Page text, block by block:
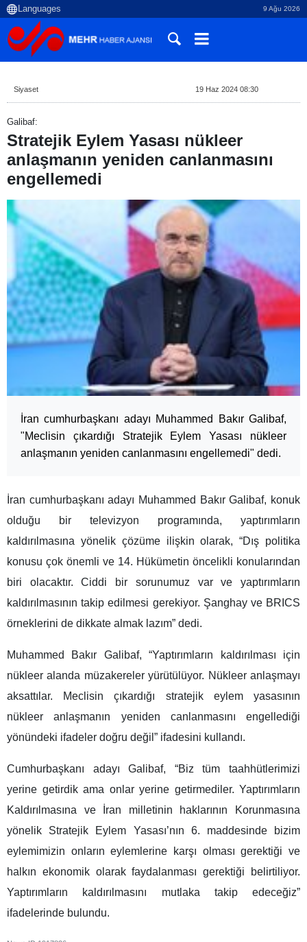
9 Ağu 2026
Siyaset 19 Haz 2024 08:30
Galibaf:
Stratejik Eylem Yasası nükleer
anlaşmanın yeniden canlanmasını
engellemedi
İran cumhurbaşkanı adayı Muhammed Bakır Galibaf,
"Meclisin çıkardığı Stratejik Eylem Yasası nükleer
anlaşmanın yeniden canlanmasını engellemedi" dedi.
İran cumhurbaşkanı adayı Muhammed Bakır Galibaf, konuk
olduğu bir televizyon programında, yaptırımların
kaldırılmasına yönelik çözüme ilişkin olarak, “Dış politika
konusu çok önemli ve 14. Hükümetin öncelikli konularından
biri olacaktır. Ciddi bir sorunumuz var ve yaptırımların
kaldırılmasının takip edilmesi gerekiyor. Şanghay ve BRICS
örneklerini de dikkate almak lazım” dedi.
Muhammed Bakır Galibaf, “Yaptırımların kaldırılması için
nükleer alanda müzakereler yürütülüyor. Nükleer anlaşmayı
aksattılar. Meclisin çıkardığı stratejik eylem yasasının
nükleer anlaşmanın yeniden canlanmasını engellediği
yönündeki ifadeler doğru değil” ifadesini kullandı.
Cumhurbaşkanı adayı Galibaf, “Biz tüm taahhütlerimizi
yerine getirdik ama onlar yerine getirmediler. Yaptırımların
Kaldırılmasına ve İran milletinin haklarının Korunmasına
yönelik Stratejik Eylem Yasası’nın 6. maddesinde bizim
eylemimizin onların eylemlerine karşı olması gerektiği ve
halkın ekonomik olarak faydalanması gerektiği belirtiliyor.
Yaptırımların kaldırılmasını mutlaka takip edeceğiz”
ifadelerinde bulundu.